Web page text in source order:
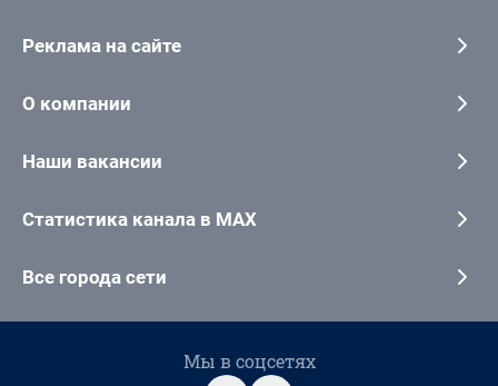
Реклама на сайте
О компании
Наши вакансии
Статистика канала в MAX
Все города сети
Мы в соцсетях